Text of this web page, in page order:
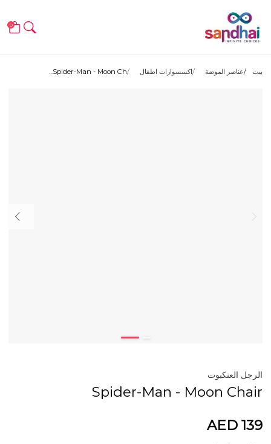
0
بيت عناصر الموضة اكسسوارات اطفال Spider-Man - Moon Ch...
الرجل العنكبوت
Spider-Man - Moon Chair
AED 139